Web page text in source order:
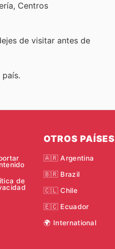
Centros
de visitar antes de
de
OTROS PAÍSES
🇦🇷 Argentina
🇧🇷 Brazil
🇨🇱 Chile
🇪🇨 Ecuador
🌍 International